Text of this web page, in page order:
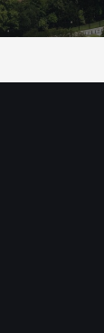
9 views